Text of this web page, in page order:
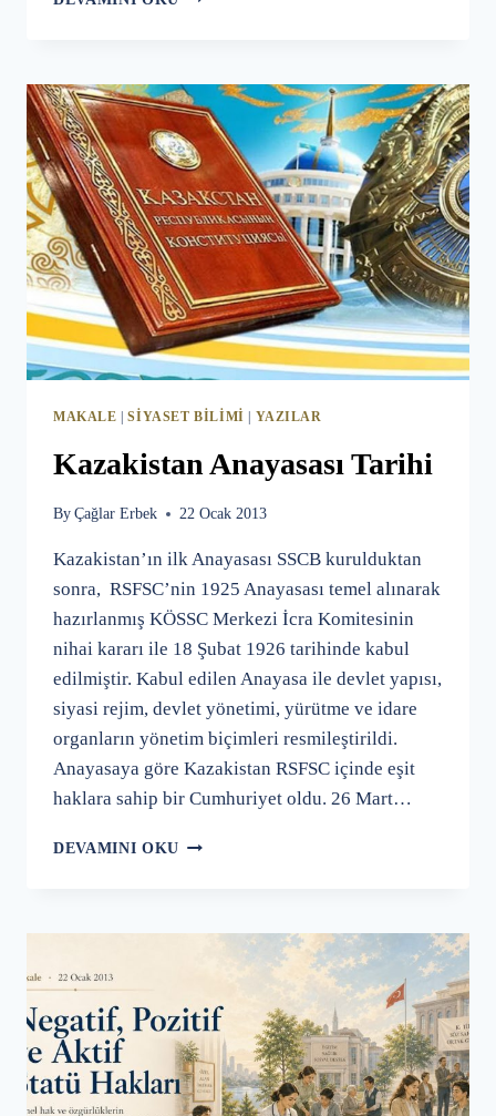
YOLUNDA
GERÇEKLEŞTIRILEN
REFORMLAR
MAKALE |SIYASET BILIMI | YAZILAR
Kazakistan Anayasası Tarihi
By Çağlar Erbek 22 Ocak 2013
Kazakistan’ın ilk Anayasası SSCB kurulduktan
sonra, RSFSC’nin 1925 Anayasası temel alınarak
hazırlanmış KÖSSC Merkezi İcra Komitesinin
nihai kararı ile 18 Şubat 1926 tarihinde kabul
edilmiştir. Kabul edilen Anayasa ile devlet yapısı,
siyasi rejim, devlet yönetimi, yürütme ve idare
organların yönetim biçimleri resmileştirildi.
Anayasaya göre Kazakistan RSFSC içinde eşit
haklara sahip bir Cumhuriyet oldu. 26 Mart…
DEVAMINI OKU KAZAKISTAN